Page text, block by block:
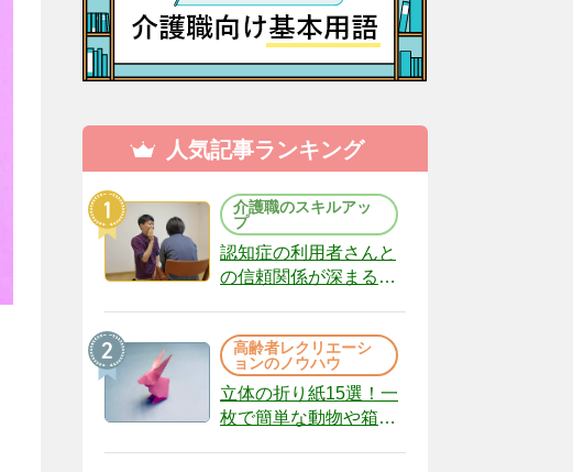
人気記事ランキング
介護職のスキルアッ
プ
認知症の利用者さんと
の信頼関係が深まる声
（22）
高齢者レクリエーシ
ョンのノウハウ
立体の折り紙15選！一
枚で簡単な動物や箱、